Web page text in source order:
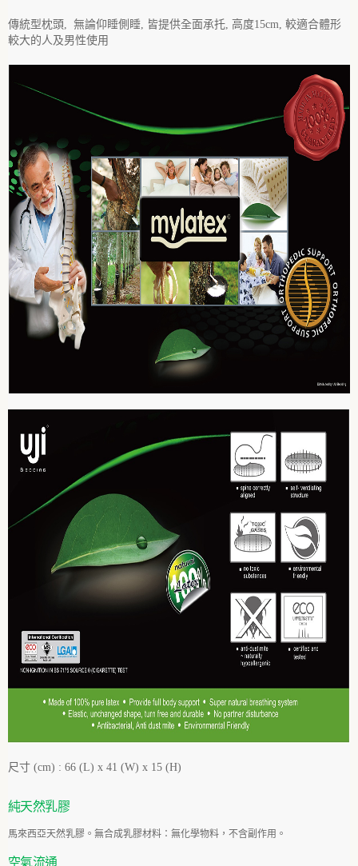
傳統型枕頭, 無論仰睡側睡, 皆提供全面承托, 高度15cm, 較適合體形
較大的人及男性使用
尺寸 (cm) : 66 (L) x 41 (W) x 15 (H)
純天然乳膠
馬來西亞天然乳膠。無合成乳膠材料：無化學物料，不含副作用。
空氣流通